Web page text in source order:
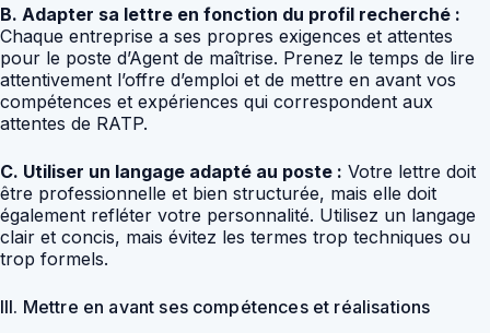
B. Adapter sa lettre en fonction du profil recherché :
Chaque entreprise a ses propres exigences et attentes
pour le poste d’Agent de maîtrise. Prenez le temps de lire
attentivement l’offre d’emploi et de mettre en avant vos
compétences et expériences qui correspondent aux
attentes de RATP.
C. Utiliser un langage adapté au poste : Votre lettre doit
être professionnelle et bien structurée, mais elle doit
également refléter votre personnalité. Utilisez un langage
clair et concis, mais évitez les termes trop techniques ou
trop formels.
III. Mettre en avant ses compétences et réalisations